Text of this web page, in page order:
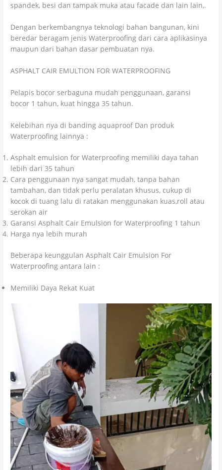
spandek, besi dan tampak muka atau facade dan lain lain,.
Dengan berkembangnya teknologi bahan bangunan, kini
beredar beragam jenis Waterproofing dari cara aplikasinya
maupun dari bahan dasar pembuatan nya.
ASPHALT CAIR EMULTION FOR WATERPROOFING
Pelapis bocor serbaguna mudah penggunaan, garansi
bocor 1 tahun, kuat hingga 35 tahun.
Kelebihan nya di banding aquaproof Dan produk
Waterproofing lainnya :
Asphalt emulsion for Waterproofing memiliki daya tahan
lebih dari 35 tahun
Cara penggunaan nya sangat mudah, tanpa bahan
tambahan, dan tidak perlu peralatan khusus, cukup di
kocok di tuang lalu di ratakan menggunakan kuas,roll atau
serokan air
Garansi Asphalt Cair Emulsion for Waterproofing 1 tahun
Harga nya lebih murah
Beberapa keunggulan Asphalt Cair Emulsion For
Waterproofing antara lain :
Memiliki Daya Rekat Kuat